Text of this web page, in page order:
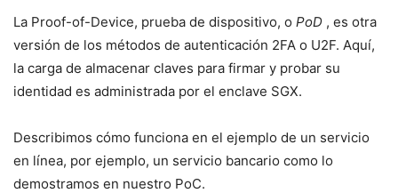
La Proof-of-Device, prueba de dispositivo, o PoD , es otra
versión de los métodos de autenticación 2FA o U2F. Aquí,
la carga de almacenar claves para firmar y probar su
identidad es administrada por el enclave SGX.
Describimos cómo funciona en el ejemplo de un servicio
en línea, por ejemplo, un servicio bancario como lo
demostramos en nuestro PoC.